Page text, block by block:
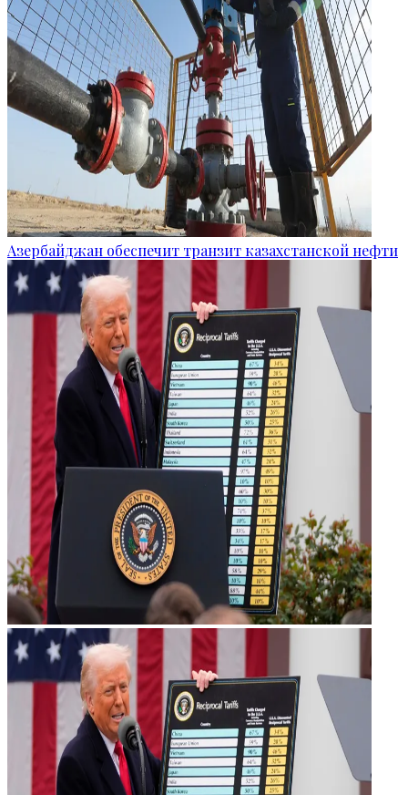
Азербайджан обеспечит транзит казахстанской нефти